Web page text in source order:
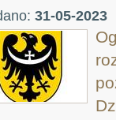
31-05-2023